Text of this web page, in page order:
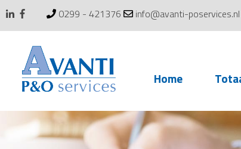
0299 - 421376 info@avanti-poservices.nl
Home